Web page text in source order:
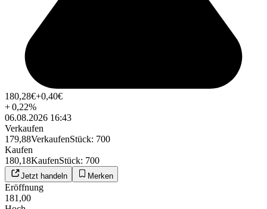
180,28€+0,40€
+0,22%
06.08.2026 16:43
Verkaufen
179,88VerkaufenStück: 700
Kaufen
180,18KaufenStück: 700
Jetzt handeln Merken
Eröffnung
181,00